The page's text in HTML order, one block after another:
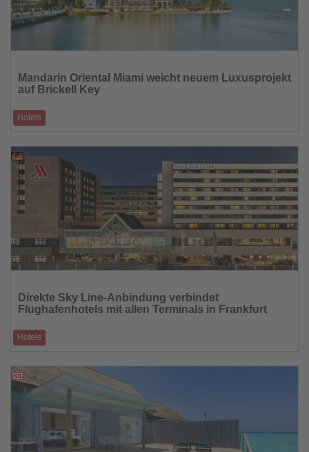
die
Nachrichten
Mandarin Oriental Miami weicht neuem Luxusprojekt
auf Brickell Key
Hotels
ein groß angelegte
die
Nachrichten
Direkte Sky Line-Anbindung verbindet
Flughafenhotels mit allen Terminals in Frankfurt
Hotels
erhalten direkten Zu